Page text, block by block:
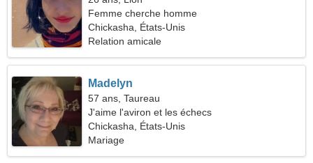
Femme cherche homme
Chickasha, États-Unis
Relation amicale
Madelyn
57 ans, Taureau
J'aime l'aviron et les échecs
Chickasha, États-Unis
Mariage